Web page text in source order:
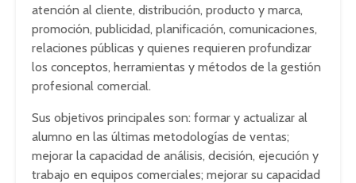
atención al cliente, distribución, producto y marca,
promoción, publicidad, planificación, comunicaciones,
relaciones públicas y quienes requieren profundizar
los conceptos, herramientas y métodos de la gestión
profesional comercial.
Sus objetivos principales son: formar y actualizar al
alumno en las últimas metodologías de ventas;
mejorar la capacidad de análisis, decisión, ejecución y
trabajo en equipos comerciales; mejorar su capacidad